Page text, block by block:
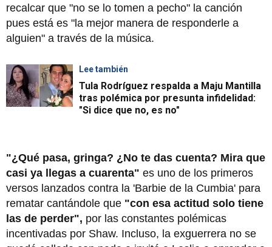
recalcar que "no se lo tomen a pecho" la canción
pues está es "la mejor manera de responderle a
alguien" a través de la música.
Lee también
Tula Rodríguez respalda a Maju Mantilla
tras polémica por presunta infidelidad:
"Si dice que no, es no"
"¿Qué pasa, gringa? ¿No te das cuenta? Mira que
casi ya llegas a cuarenta" es uno de los primeros
versos lanzados contra la 'Barbie de la Cumbia' para
rematar cantándole que "con esa actitud solo tiene
las de perder", por las constantes polémicas
incentivadas por Shaw. Incluso, la exguerrera no se